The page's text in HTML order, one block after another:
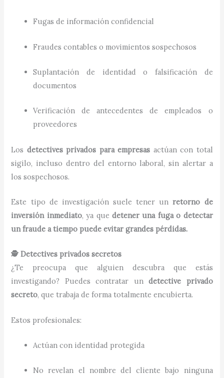
Fugas de información confidencial
Fraudes contables o movimientos sospechosos
Suplantación de identidad o falsificación de
documentos
Verificación de antecedentes de empleados o
proveedores
Los detectives privados para empresas actúan con total
sigilo, incluso dentro del entorno laboral, sin alertar a
los sospechosos.
Este tipo de investigación suele tener unretorno de
inversión inmediato, ya quedetener una fuga o detectar
un fraude a tiempo puede evitar grandes pérdidas.
🕵️ Detectives privados secretos
¿Te preocupa que alguien descubra que estás
investigando? Puedes contratar undetective privado
secreto, que trabaja de forma totalmente encubierta.
Estos profesionales:
Actúan con identidad protegida
No revelan el nombre del cliente bajo ninguna